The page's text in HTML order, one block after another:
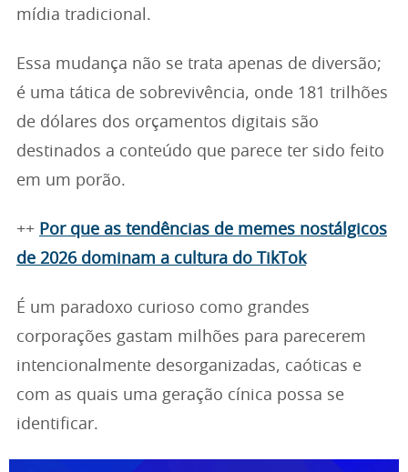
mídia tradicional.
Essa mudança não se trata apenas de diversão;
é uma tática de sobrevivência, onde 181 trilhões
de dólares dos orçamentos digitais são
destinados a conteúdo que parece ter sido feito
em um porão.
++ Por que as tendências de memes nostálgicos
de 2026 dominam a cultura do TikTok
É um paradoxo curioso como grandes
corporações gastam milhões para parecerem
intencionalmente desorganizadas, caóticas e
com as quais uma geração cínica possa se
identificar.